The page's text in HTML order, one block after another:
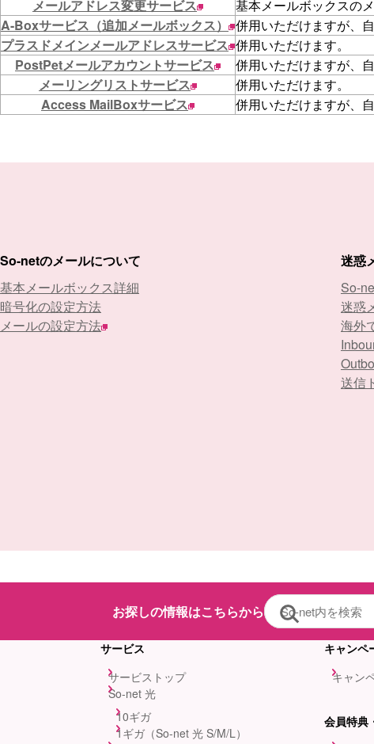
メールアドレス変更サービス
基本メールボックスの
A-Boxサービス（追加メールボックス）
併用いただけますが、
プラスドメインメールアドレスサービス 併用いただけます。
PostPetメールアカウントサービス
併用いただけますが、
メーリングリストサービス
併用いただけます。
Access MailBoxサービス
併用いただけますが、
So-netのメールについて
基本メールボックス詳細
暗号化の設定方法
メールの設定方法
迷惑
So-
迷惑
海外
送信
お探しの情報はこちらから
サービス
サービストップ
So-net 光
10ギガ
1ギガ（So-net 光 S/M/L）
キャンペ
キャン
会員特典